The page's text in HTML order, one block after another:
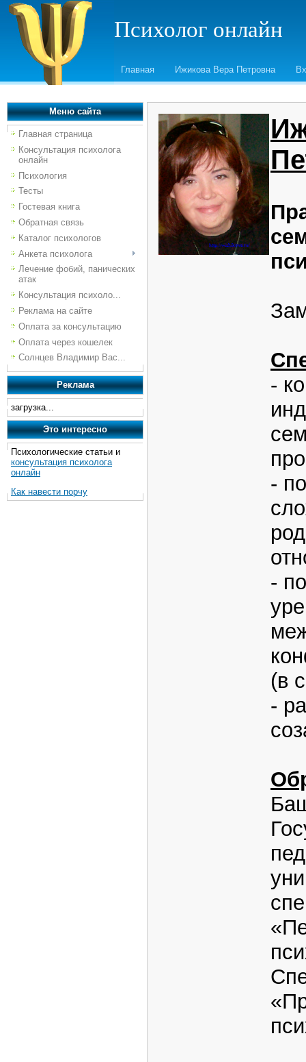
Психолог онлайн
Главная Ижикова Вера Петровна
Меню сайта
Главная страница
Консультация психолога
онлайн
Психология
Тесты
Гостевая книга
Обратная связь
Каталог психологов
Анкета психолога
Лечение фобий, панических
атак
Консультация психоло...
Реклама на сайте
Оплата за консультацию
Оплата через кошелек
Солнцев Владимир Вас...
Реклама
загрузка...
Это интересно
Психологические статьи и
консультация психолога
онлайн
Как навести порчу
-
-
-
(в
-